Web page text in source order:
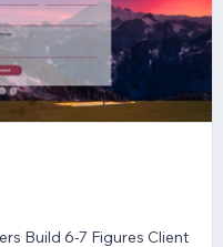
Build 6-7 Figures Client